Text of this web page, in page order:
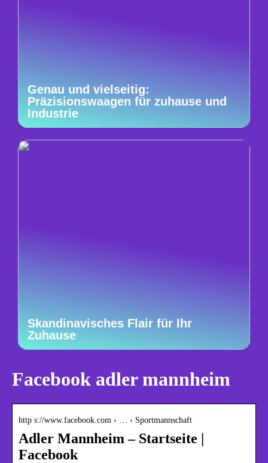
Genau und vielseitig:
Präzisionswaagen für zuhause und
Industrie
Skandinavisches Flair für Ihr
Zuhause
Facebook adler mannheim
http s://www.facebook.com › … › Sportmannschaft
Adler Mannheim – Startseite |
Facebook